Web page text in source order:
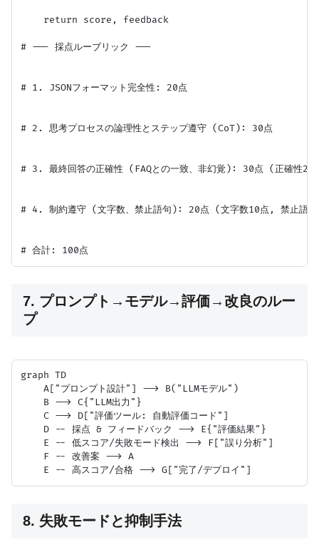
    return score, feedback
# --- 採点ルーブリック ---
# 1. JSONフォーマット完全性: 20点
# 2. 思考プロセスの論理性とステップ遵守 (CoT): 30点
# 3. 最終回答の正確性 (FAQとの一致、非幻覚): 30点 (正確性
# 4. 制約遵守 (文字数、禁止語句): 20点 (文字数10点, 禁止語
7. プロンプト→モデル→評価→改良のルー
プ
graph TD
    A["プロンプト設計"] --> B("LLMモデル")
    B --> C{"LLM出力"}
    C --> D["評価ツール: 自動評価コード"]
    D -- 採点 & フィードバック --> E{"評価結果"}
    E -- 低スコア/失敗モード検出 --> F["誤り分析"]
    F -- 改善案 --> A
8. 失敗モードと抑制手法